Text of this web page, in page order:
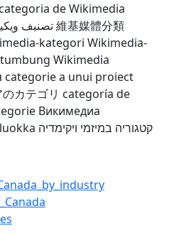
categoria de Wikimedia
تصنيف維基媒體分類
kategori Wikimedia-
tumbung Wikimedia
categorie a unui proiect
カテゴリ categoría de
Викимедиа
קטגוריה במיזמי ויקימדיה